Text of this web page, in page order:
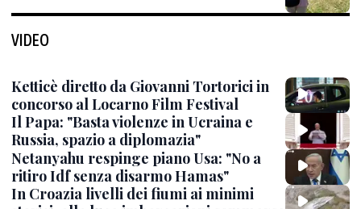
VIDEO
Ketticè diretto da Giovanni Tortorici in
concorso al Locarno Film Festival
Il Papa: "Basta violenze in Ucraina e
Russia, spazio a diplomazia"
Netanyahu respinge piano Usa: "No a
ritiro Idf senza disarmo Hamas"
In Croazia livelli dei fiumi ai minimi